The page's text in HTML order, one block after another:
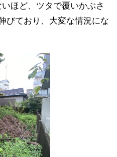
ほど、ツタで覆いかぶさ
びており、大変な情況にな